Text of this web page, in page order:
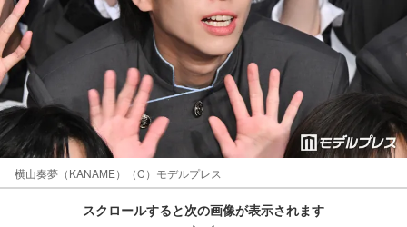
横山奏夢（KANAME）（C）モデルプレス
スクロールすると次の画像が表示されます